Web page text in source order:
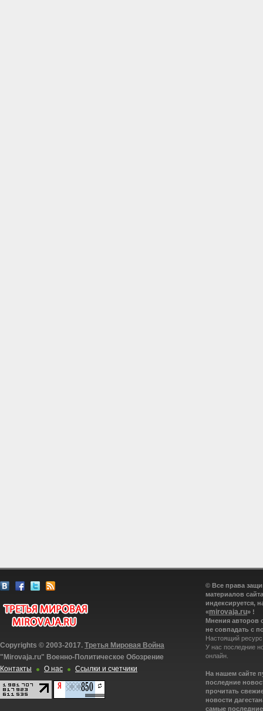
Copyrights © 2003-2017. Третья Мировая Война
"Mirovaja.ru" Военно-Политическое Обозрение
Контакты
О нас Ссылки и счетчики
© Все права
материалов
индексируется,
«mirovaja.ru» !
Мнения авторов
не совпадать с
Настоящий
У нас последние
онлайн.
На нашем сайте
последние
прочитать
новости
самые